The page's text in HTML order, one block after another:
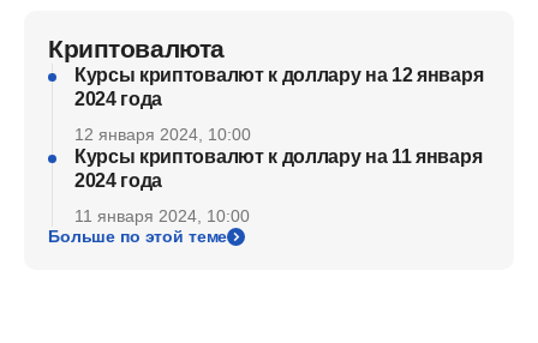
Криптовалюта
Курсы криптовалют к доллару на 12 января
2024 года
12 января 2024, 10:00
Курсы криптовалют к доллару на 11 января
2024 года
11 января 2024, 10:00
Больше по этой теме